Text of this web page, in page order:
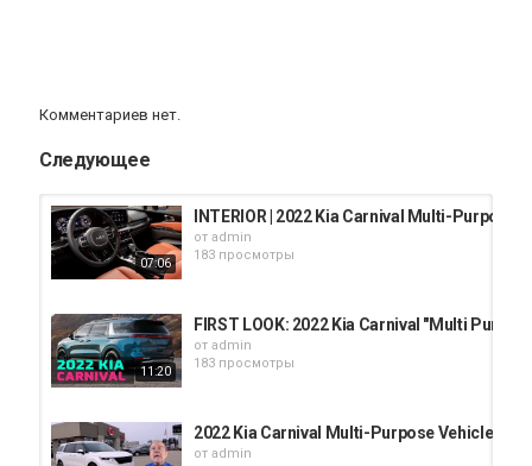
Комментариев нет.
Следующее
07:06
INTERIOR | 2022 Kia Carnival Multi-Purpose
от admin
183 просмотры
11:20
FIRST LOOK: 2022 Kia Carnival "Multi
от admin
183 просмотры
2022 Kia Carnival Multi-Purpose Vehicle
от admin